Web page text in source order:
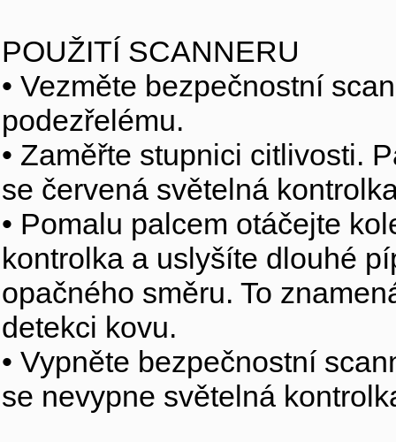
POUŽITÍ SCANNERU
• Vezměte bezpečnostní
podezřelému.
• Zaměřte stupnici citlivosti.
se červená světelná
• Pomalu palcem otáčejte
kontrolka a uslyšíte dlouhé
opačného směru. To
detekci kovu.
• Vypněte bezpečnostní
se nevypne světelná